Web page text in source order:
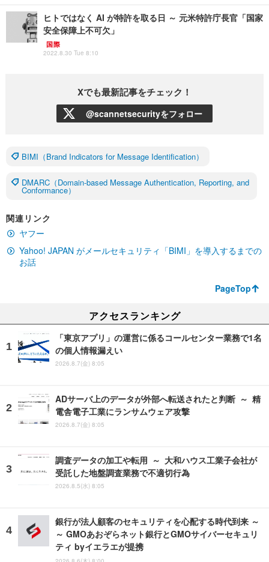
ヒトではなく AI が特許を取る日 ～ 元米特許庁長官「国家
安全保障上不可欠」
国際
2022.8.30 Tue 8:10
Xでも最新記事をチェック！
@scannetsecurityをフォロー
BIMI（Brand Indicators for Message Identification）
DMARC（Domain-based Message Authentication, Reporting, and
Conformance）
関連リンク
ヤフー
Yahoo! JAPAN がメールセキュリティ「BIMI」を導入するまでの
お話
PageTop
アクセスランキング
「東京アプリ」の運営に係るコールセンター業務で1名
の個人情報漏えい
2026.8.7(金) 8:05
ADサーバ上のデータが外部へ転送されたと判断 ～ 精
電舎電子工業にランサムウェア攻撃
2026.8.7(金) 8:05
調査データの加工や転用 ～ 大和ハウス工業子会社が
受託した地盤調査業務で不適切行為
2026.8.5(水) 8:05
銀行が法人顧客のセキュリティを心配する時代到来 ～
～ GMOあおぞらネット銀行とGMOサイバーセキュリ
ティ byイエラエが提携